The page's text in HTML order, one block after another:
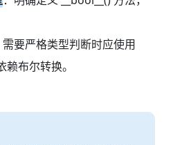
需要严格类型判断时应使用
赖布尔转换。